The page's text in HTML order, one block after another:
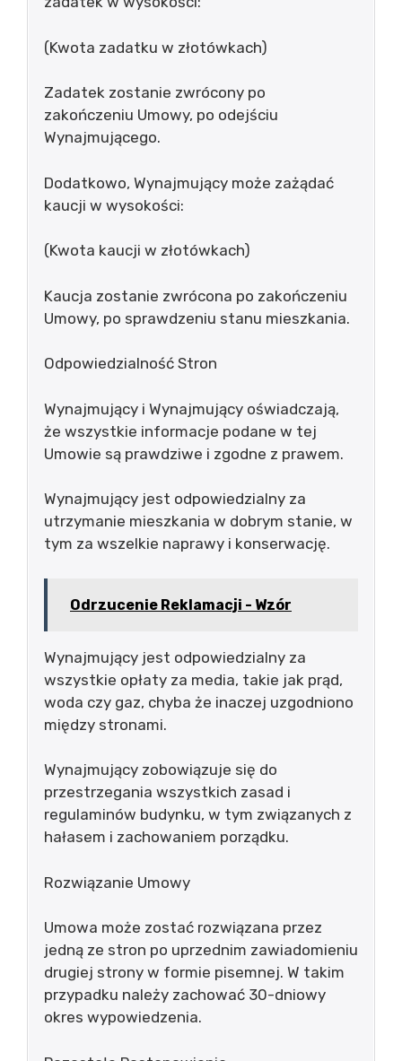
(Kwota zadatku w złotówkach)
Zadatek zostanie zwrócony po
zakończeniu Umowy, po odejściu
Wynajmującego.
Dodatkowo, Wynajmujący może zażądać
kaucji w wysokości:
(Kwota kaucji w złotówkach)
Kaucja zostanie zwrócona po zakończeniu
Umowy, po sprawdzeniu stanu mieszkania.
Odpowiedzialność Stron
Wynajmujący i Wynajmujący oświadczają,
że wszystkie informacje podane w tej
Umowie są prawdziwe i zgodne z prawem.
Wynajmujący jest odpowiedzialny za
utrzymanie mieszkania w dobrym stanie, w
tym za wszelkie naprawy i konserwację.
Odrzucenie Reklamacji - Wzór
Wynajmujący jest odpowiedzialny za
wszystkie opłaty za media, takie jak prąd,
woda czy gaz, chyba że inaczej uzgodniono
między stronami.
Wynajmujący zobowiązuje się do
przestrzegania wszystkich zasad i
regulaminów budynku, w tym związanych z
hałasem i zachowaniem porządku.
Rozwiązanie Umowy
Umowa może zostać rozwiązana przez
jedną ze stron po uprzednim zawiadomieniu
drugiej strony w formie pisemnej. W takim
przypadku należy zachować 30-dniowy
okres wypowiedzenia.